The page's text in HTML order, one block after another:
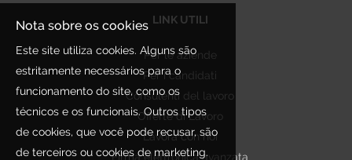
LINK UTILI
Per le aziende
Per i candidati
Consulenti del lavoro
Offerte di Lavoro
Lavora con noi
Firma elettronica avanzata
Nota sobre os cookies
Este site utiliza cookies. Alguns são
estritamente necessários para o
funcionamento do site, como os
técnicos e os funcionais. Outros tipos
de cookies, que você pode recusar, são
de terceiros ou cookies de marketing.